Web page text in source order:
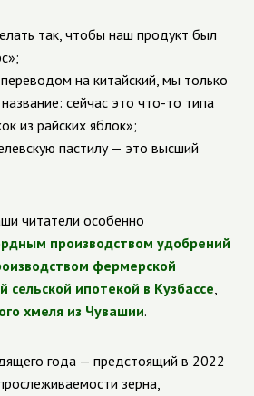
так, чтобы наш продукт был
на китайский, мы только
сейчас это что-то типа
из райских яблок»;
пастилу — это высший
читатели особенно
производством удобрений
фермерской
сельской ипотекой в Кузбассе,
хмеля из Чувашии.
года — предстоящий в 2022
зерна,